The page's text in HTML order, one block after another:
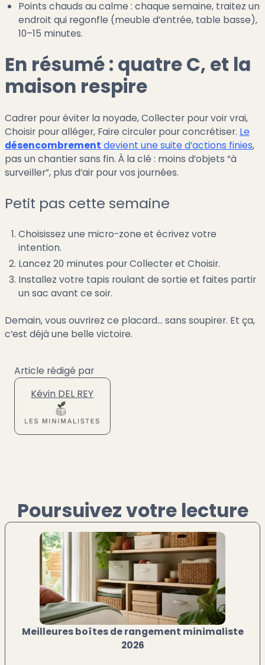
Points chauds au calme : chaque semaine, traitez un
endroit qui regonfle (meuble d’entrée, table basse),
10–15 minutes.
En résumé : quatre C, et la
maison respire
Cadrer pour éviter la noyade, Collecter pour voir vrai,
Choisir pour alléger, Faire circuler pour concrétiser. Le
désencombrement devient une suite d’actions finies,
pas un chantier sans fin. À la clé : moins d’objets “à
surveiller”, plus d’air pour vos journées.
Petit pas cette semaine
Choisissez une micro-zone et écrivez votre
intention.
Lancez 20 minutes pour Collecter et Choisir.
Installez votre tapis roulant de sortie et faites partir
un sac avant ce soir.
Demain, vous ouvrirez ce placard… sans soupirer. Et ça,
c’est déjà une belle victoire.
Article rédigé par
Kévin DEL REY
Poursuivez votre lecture
Meilleures boîtes de rangement minimaliste
2026